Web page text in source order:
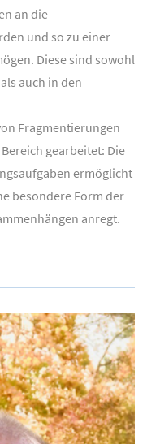
an die
und so zu einer
Diese sind sowohl
auch in den
Fragmentierungen
gearbeitet: Die
ermöglicht
besondere Form der
anregt.